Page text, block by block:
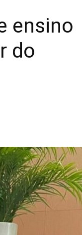
ensino
do